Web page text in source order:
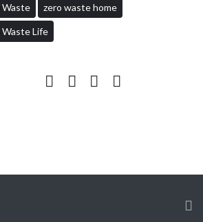
Waste zero waste home
Waste Life